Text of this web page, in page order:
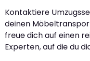
Kontaktiere
deinen
freue dich auf einen
Experten, auf die du